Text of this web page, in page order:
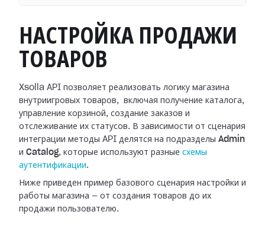
НАСТРОЙКА ПРОДАЖИ
ТОВАРОВ
Xsolla API позволяет реализовать логику магазина
внутриигровых товаров, включая получение каталога,
управление корзиной, создание заказов и
отслеживание их статусов. В зависимости от сценария
интеграции методы API делятся на подразделы Admin
и Catalog, которые используют разные схемы
аутентификации.
Ниже приведен пример базового сценария настройки и
работы магазина — от создания товаров до их
продажи пользователю.